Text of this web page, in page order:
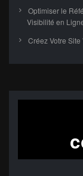
Optimiser le
Visibilité en
Créez Votre